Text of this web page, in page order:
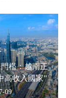
檻：越南正
高收入國家”
09